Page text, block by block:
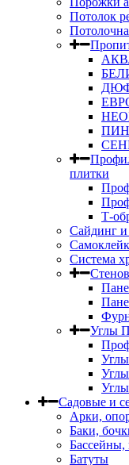
Потолок
плитки
Т-
Сайдинг
Система
Углы
Садовые и
Арки,
Баки,
Бассейны,
Батуты